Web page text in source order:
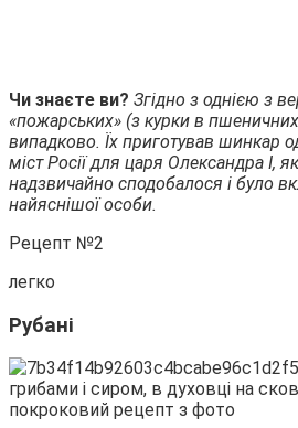
Чи знаєте ви? Згідно з однією з
«пожарських» (з курки в пшеничних
випадково. Їх приготував шинкар
міст Росії для царя Олександра I,
надзвичайно сподобалося і було
найяснішої особи.
Рецепт №2
легко
Рубані